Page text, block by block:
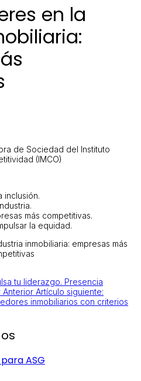
en la
de Sociedad del Instituto
(IMCO)
inclusión.
más competitivas.
la equidad.
tu liderazgo. Presencia
Anterior Artículo siguiente:
inmobiliarios con criterios
ASG